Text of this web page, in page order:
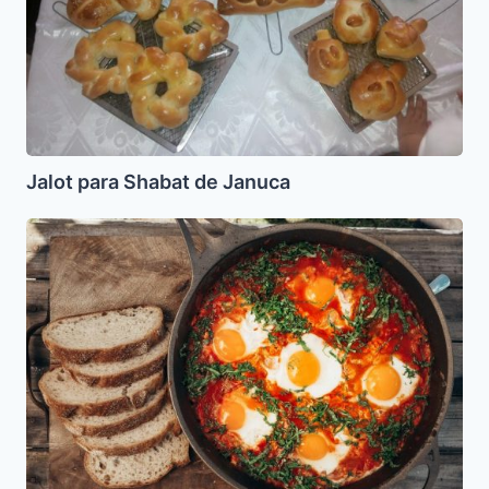
Jalot para Shabat de Januca
Shakshuka